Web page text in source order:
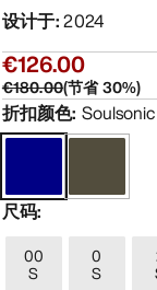
设计于:2024
€126.00
€180.00(节省30%)
折扣颜色: Soulsonic
尺码:
00
S
0
S